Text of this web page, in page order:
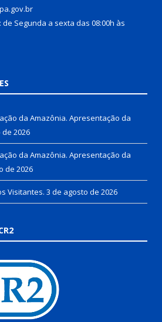
Segunda a sexta das 08:00h às
da Amazônia. Apresentação da
2026
da Amazônia. Apresentação da
de 2026
Visitantes. 3 de agosto de 2026